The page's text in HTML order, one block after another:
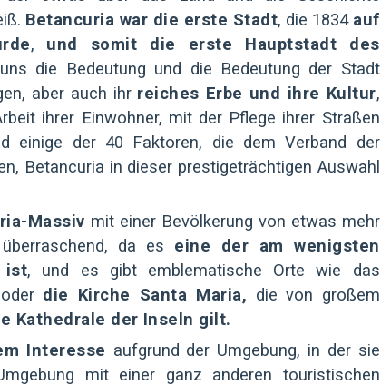
Betancuria war die erste Stadt, die 1834 auf
, und somit die erste Hauptstadt des
die Bedeutung und die Bedeutung der Stadt
aber auch ihr reiches Erbe und ihre Kultur,
ihrer Einwohner, mit der Pflege ihrer Straßen
einige der 40 Faktoren, die dem Verband der
Betancuria in dieser prestigeträchtigen Auswahl
Massiv mit einer Bevölkerung von etwas mehr
da es eine der am wenigsten
ist, und es gibt emblematische Orte wie das
die Kirche Santa Maria, die von großem
Kathedrale der Inseln gilt.
Interesse aufgrund der Umgebung, in der sie
mit einer ganz anderen touristischen